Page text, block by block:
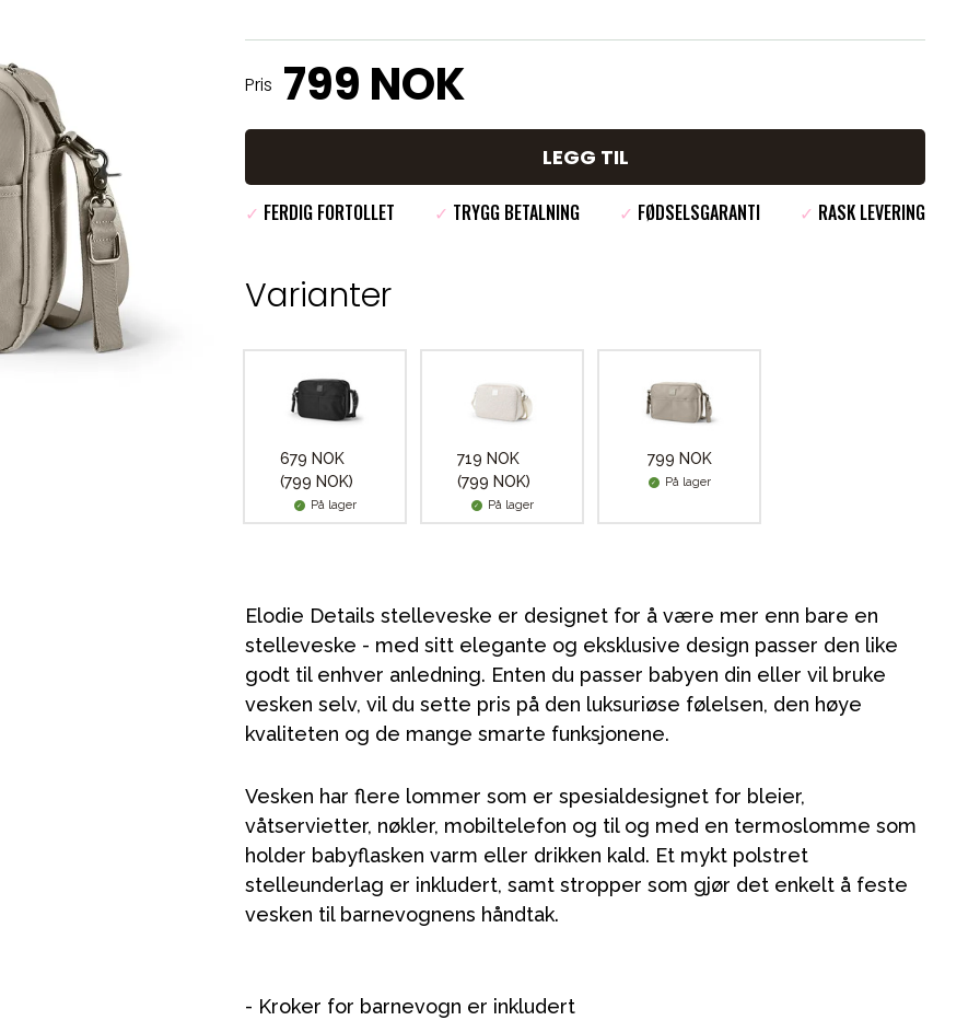
Pris 799 NOK
LEGG TIL
✓ FERDIG FORTOLLET ✓ TRYGG BETALNING ✓ FØDSELSGARANTI ✓ RASK LEVERING
Varianter
679 NOK
(799 NOK)
På lager
719 NOK
(799 NOK)
På lager
799 NOK
På lager
Elodie Details stelleveske er designet for å være mer enn bare en
stelleveske - med sitt elegante og eksklusive design passer den like
godt til enhver anledning. Enten du passer babyen din eller vil bruke
vesken selv, vil du sette pris på den luksuriøse følelsen, den høye
kvaliteten og de mange smarte funksjonene.
Vesken har flere lommer som er spesialdesignet for bleier,
våtservietter, nøkler, mobiltelefon og til og med en termoslomme som
holder babyflasken varm eller drikken kald. Et mykt polstret
stelleunderlag er inkludert, samt stropper som gjør det enkelt å feste
vesken til barnevognens håndtak.
- Kroker for barnevogn er inkludert